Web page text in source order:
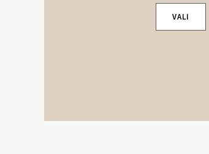
VALI